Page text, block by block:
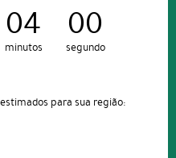
04
minutos
00
segundo
para sua região: